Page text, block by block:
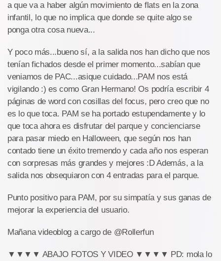
a que va a haber algún movimiento de flats en la zona
infantil, lo que no implica que donde se quite algo se
ponga otra cosa nueva...
Y poco más...bueno sí, a la salida nos han dicho que nos
tenían fichados desde el primer momento...sabían que
veniamos de PAC...asique cuidado...PAM nos está
vigilando :) es como Gran Hermano! Os podría escribir 4
páginas de word con cosillas del focus, pero creo que no
es lo que toca. PAM se ha portado estupendamente y lo
que toca ahora es disfrutar del parque y concienciarse
para pasar miedo en Halloween, que según nos han
contado tiene un éxito tremendo y cada año nos esperan
con sorpresas más grandes y mejores :D Además, a la
salida nos obsequiaron con 4 entradas para el parque.
Punto positivo para PAM, por su simpatía y sus ganas de
mejorar la experiencia del usuario.
Mañana videoblog a cargo de @Rollerfun
▼▼▼▼ ABAJO FOTOS Y VIDEO ▼▼▼▼ PD: mola lo